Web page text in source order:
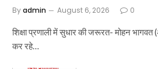
Byadmin August 6, 2026 0
शिक्षा प्रणाली में सुधार की जरूरत- मोहन भागवत
कर रहे…